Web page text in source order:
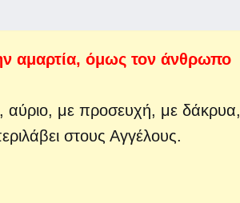
αμαρτία, όμως τον άνθρωπο
αύριο, με προσευχή, με δάκρυα,
στους Αγγέλους.